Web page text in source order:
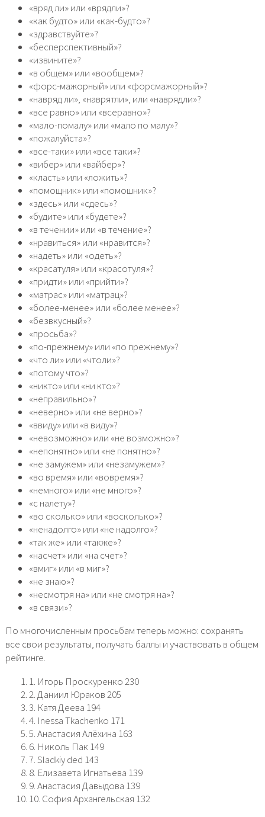
«вряд ли» или «врядли»?
«как будто» или «как-будто»?
«здравствуйте»?
«бесперспективный»?
«извините»?
«в общем» или «вообщем»?
«форс-мажорный» или «форсмажорный»?
«навряд ли», «наврятли», или «наврядли»?
«все равно» или «всеравно»?
«мало-помалу» или «мало по малу»?
«пожалуйста»?
«все-таки» или «все таки»?
«вибер» или «вайбер»?
«класть» или «ложить»?
«помощник» или «помошник»?
«здесь» или «сдесь»?
«будите» или «будете»?
«в течении» или «в течение»?
«нравиться» или «нравится»?
«надеть» или «одеть»?
«красатуля» или «красотуля»?
«придти» или «прийти»?
«матрас» или «матрац»?
«более-менее» или «более менее»?
«безвкусный»?
«просьба»?
«по-прежнему» или «по прежнему»?
«что ли» или «чтоли»?
«потому что»?
«никто» или «ни кто»?
«неправильно»?
«неверно» или «не верно»?
«ввиду» или «в виду»?
«невозможно» или «не возможно»?
«непонятно» или «не понятно»?
«не замужем» или «незамужем»?
«во время» или «вовремя»?
«немного» или «не много»?
«с налету»?
«во сколько» или «восколько»?
«ненадолго» или «не надолго»?
«так же» или «также»?
«насчет» или «на счет»?
«вмиг» или «в миг»?
«не знаю»?
«несмотря на» или «не смотря на»?
«в связи»?
По многочисленным просьбам теперь можно: сохранять
все свои результаты, получать баллы и участвовать в общем
рейтинге.
1. Игорь Проскуренко 230
2. Даниил Юраков 205
3. Катя Деева 194
4. Inessa Tkachenko 171
5. Анастасия Алёхина 163
6. Николь Пак 149
7. Sladkiy ded 143
8. Елизавета Игнатьева 139
9. Анастасия Давыдова 139
10. София Архангельская 132